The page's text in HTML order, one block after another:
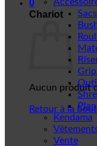
0
Chariot
Aucun produit
Retour à la
Sacs
Kendama
Vente